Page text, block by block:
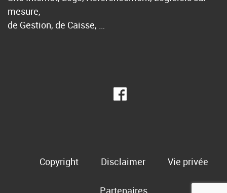
mesure,
de Gestion, de Caisse, …
Copyright Disclaimer Vie privée